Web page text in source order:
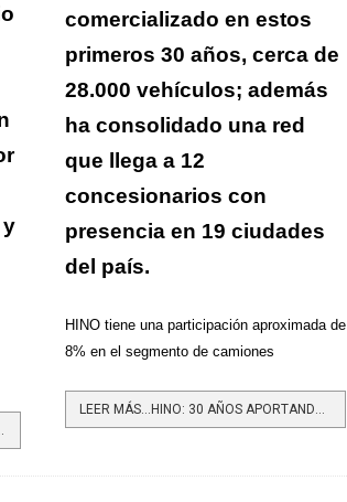
Y SUS APLICACIONES
comercializado en estos
primeros 30 años, cerca de
28.000 vehículos; además
ha consolidado una red
que llega a 12
concesionarios con
presencia en 19 ciudades
del país.
HINO tiene una participación aproximada de
8% en el segmento de camiones
LEER MÁS…HINO: 30 AÑOS APORTANDO AL TRANSPORTE EN COLOMBIA